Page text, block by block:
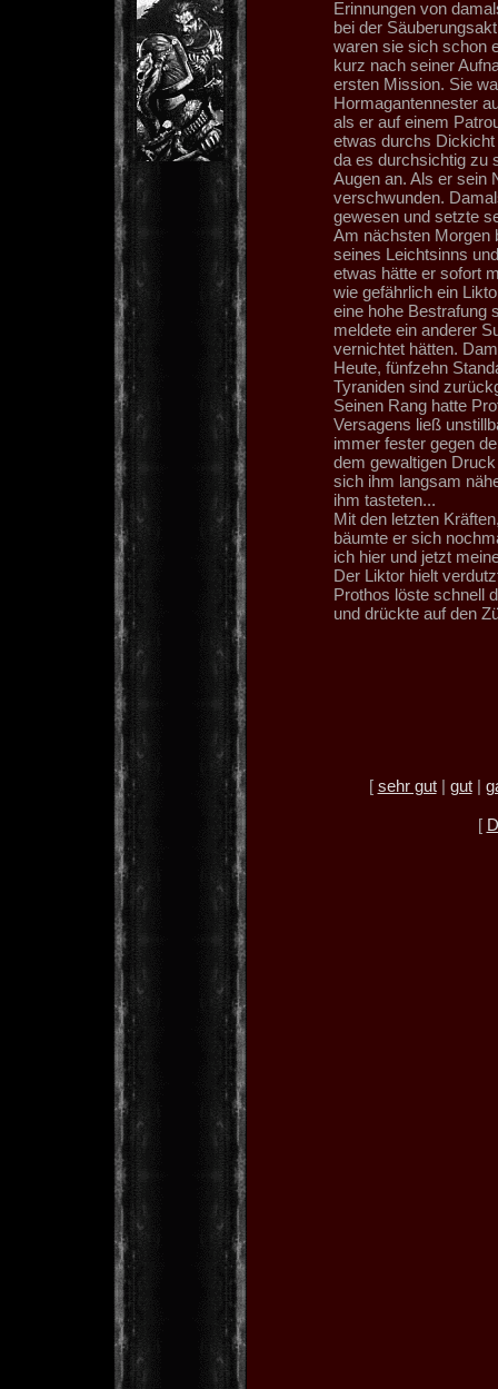
Erinnungen von
bei der
waren sie sich schon
kurz nach seiner
ersten Mission. Sie
Hormagantennester
als er auf einem
etwas durchs
da es durchsichtig zu
Augen an. Als er sein
verschwunden.
gewesen und setzte
Am nächsten Morgen
seines Leichtsinns
etwas hätte er sofort
wie gefährlich ein
eine hohe Bestrafung
meldete ein anderer
vernichtet hätten.
Heute, fünfzehn
Tyraniden sind
Seinen Rang hatte
Versagens ließ
immer fester gegen
dem gewaltigen
sich ihm langsam
ihm tasteten...
Mit den letzten
bäumte er sich
ich hier und jetzt
Der Liktor hielt
Prothos löste schnell
und drückte auf den
[ sehr gut| gut|
[